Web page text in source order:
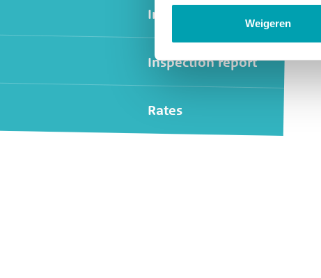
Weigeren
International
Inspection report
Rates